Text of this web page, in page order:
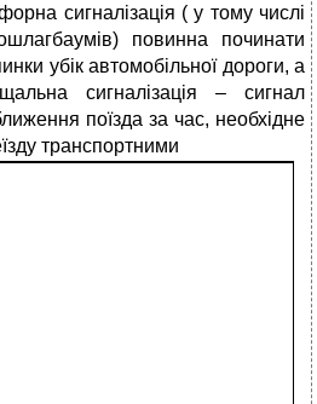
сигналізація ( у тому числі
повинна починати
убік автомобільної дороги, а
сигналізація – сигнал
поїзда за час, необхідне
транспортними